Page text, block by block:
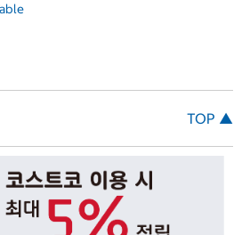
TOP ▲